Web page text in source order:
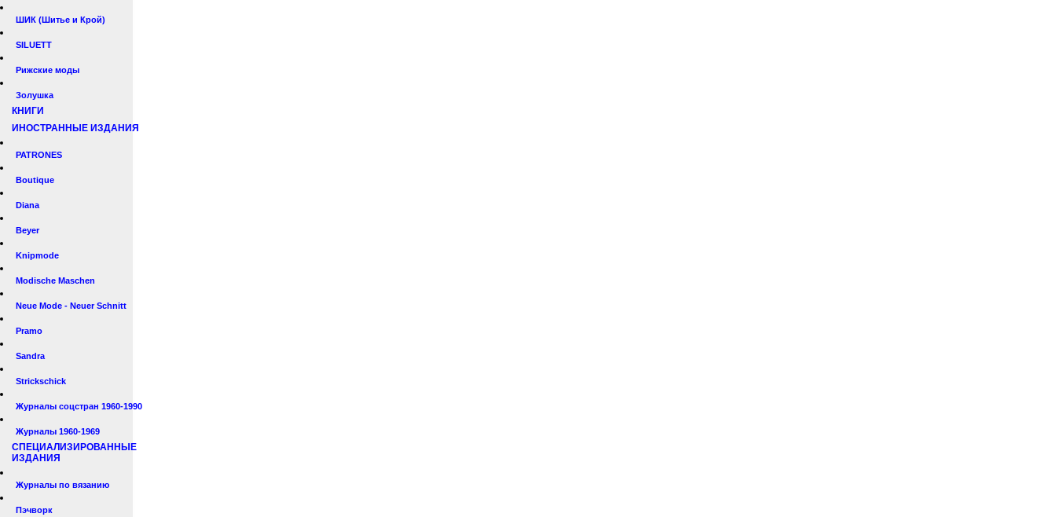
ШИК (Шитье и Крой)
SILUETT
Рижские моды
Золушка
КНИГИ
ИНОСТРАННЫЕ ИЗДАНИЯ
PATRONES
Boutique
Diana
Beyer
Knipmode
Modische Maschen
Neue Mode - Neuer Schnitt
Pramo
Sandra
Strickschick
Журналы соцстран 1960-1990
Журналы 1960-1969
СПЕЦИАЛИЗИРОВАННЫЕ
ИЗДАНИЯ
Журналы по вязанию
Пэчворк